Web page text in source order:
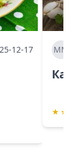
12-17 ММ
★ ★